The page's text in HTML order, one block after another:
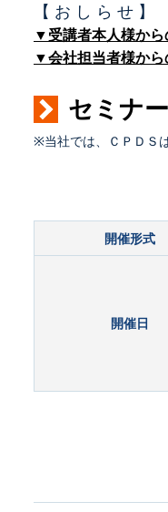
【 お し ら せ 】
▼受講者本人様か
▼会社担当者様か
セミナ
※当社では、ＣＰＤＳ
開催形式
開催日